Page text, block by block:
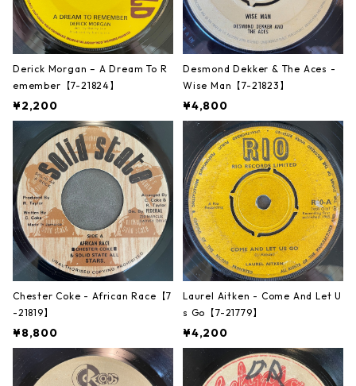
Derick Morgan – A Dream To R
emember【7-21824】
¥2,200
Desmond Dekker & The Aces -
Wise Man【7-21823】
¥4,800
Chester Coke - African Race【7
-21819】
¥8,800
Laurel Aitken - Come And Let U
s Go【7-21779】
¥4,200